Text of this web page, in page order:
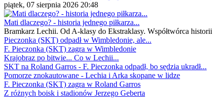
piątek, 07 sierpnia 2026 20:48
Mati dlaczego? - historia jednego piłkarza...
Bramkarz Lechii. Od A-klasy do Ekstraklasy. Współtwórca historii
Pieczonka (SKT) odpadł w Wimbledonie, ale...
F. Pieczonka (SKT) zagra w Wimbledonie
Krajobraz po bitwie... Co w Lechii...
SKT na Roland Garros - F. Pieczonka odpadł, bo sędzia ukradł...
Pomorze znokautowane - Lechia i Arka skopane w lidze
F. Pieczonka (SKT) zagra w Roland Garros
Z różnych boisk i stadionów Jerzego Geberta